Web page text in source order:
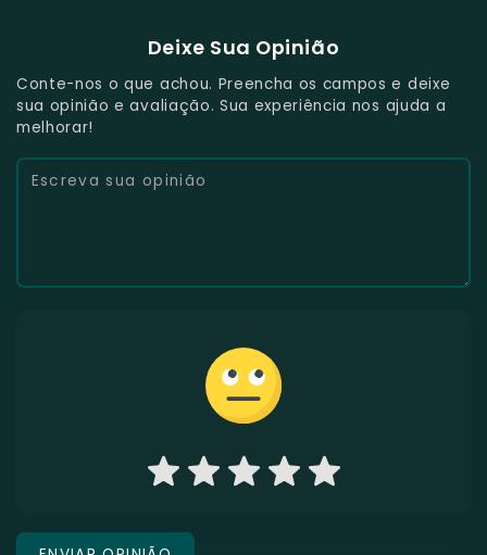
Deixe Sua Opinião
Conte-nos o que achou. Preencha os campos e deixe
sua opinião e avaliação. Sua experiência nos ajuda a
melhorar!